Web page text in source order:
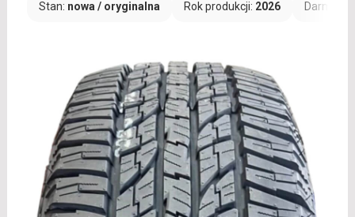
Stan: nowa / oryginalna Rok produkcji: 2026